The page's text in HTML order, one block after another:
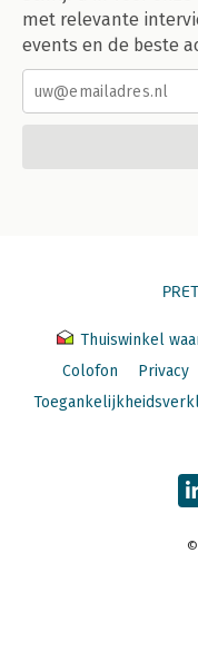
met relevante
events en de beste
Thuiswinkel
Colofon
Privacy
©